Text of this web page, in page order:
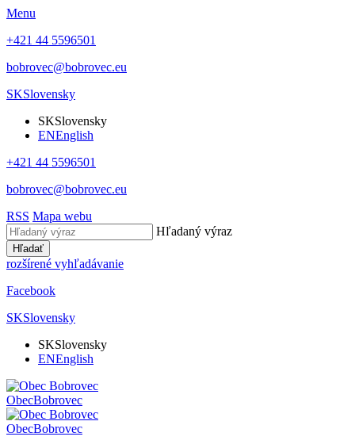
Menu
+421 44 5596501
bobrovec@bobrovec.eu
SKSlovensky
SKSlovensky
ENEnglish
+421 44 5596501
bobrovec@bobrovec.eu
RSS Mapa webu
Hľadaný výraz
Hľadať
rozšírené vyhľadávanie
Facebook
SKSlovensky
SKSlovensky
ENEnglish
ObecBobrovec
ObecBobrovec